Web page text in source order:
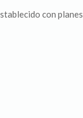
con planes